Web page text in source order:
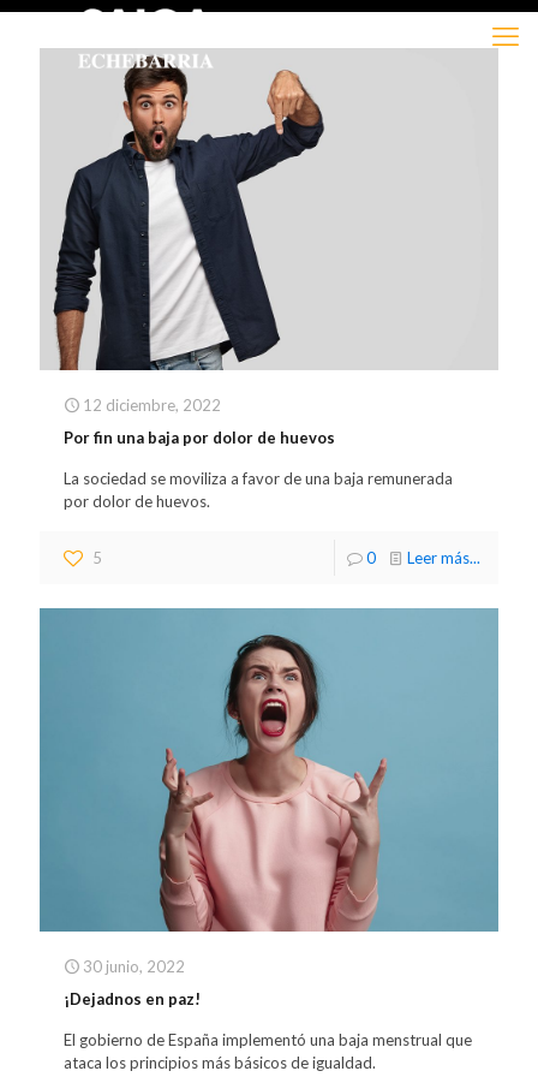
12 diciembre, 2022
Por fin una baja por dolor de huevos
La sociedad se moviliza a favor de una baja remunerada
por dolor de huevos.
5 0 Leer más...
30 junio, 2022
¡Dejadnos en paz!
El gobierno de España implementó una baja menstrual que
ataca los principios más básicos de igualdad.